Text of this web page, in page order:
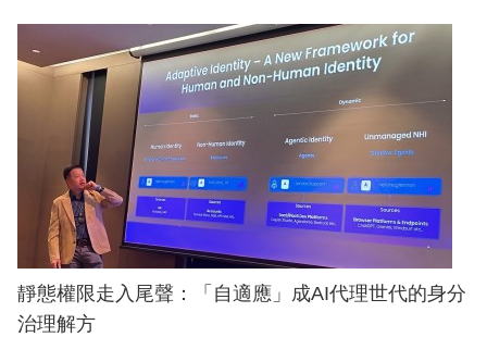
靜態權限走入尾聲：「自適應」成AI代理世代的身分
治理解方